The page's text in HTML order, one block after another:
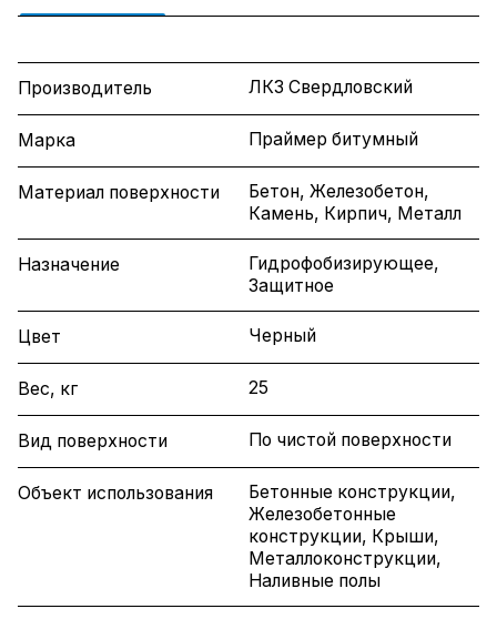
Производитель ЛКЗ Свердловский
Марка Праймер битумный
Материал поверхности
Бетон, Железобетон,
Камень, Кирпич, Металл
Назначение
Гидрофобизирующее,
Защитное
Цвет Черный
Вес, кг 25
Вид поверхности По чистой поверхности
Объект использования
Бетонные конструкции,
Железобетонные
конструкции, Крыши,
Металлоконструкции,
Наливные полы